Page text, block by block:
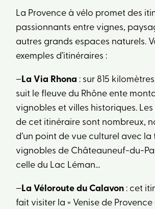
La Provence à vélo promet des
passionnants entre vignes,
autres grands espaces naturels.
exemples d’itinéraires :
–La Via Rhona : sur 815
suit le fleuve du Rhône ente
vignobles et villes historiques.
de cet itinéraire sont nombreux,
d’un point de vue culturel avec la
vignobles de Châteauneuf-du-
celle du Lac Léman…
–La Véloroute du Calavon : cet
fait visiter la « Venise de Provence